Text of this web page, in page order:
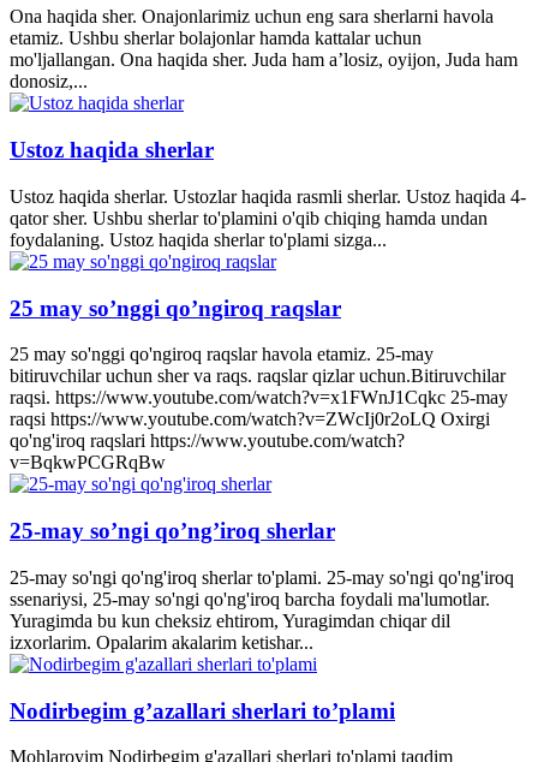
Ona haqida sher. Onajonlarimiz uchun eng sara sherlarni havola
etamiz. Ushbu sherlar bolajonlar hamda kattalar uchun
mo'ljallangan. Ona haqida sher. Juda ham a’losiz, oyijon, Juda ham
donosiz,...
Ustoz haqida sherlar
Ustoz haqida sherlar. Ustozlar haqida rasmli sherlar. Ustoz haqida 4-
qator sher. Ushbu sherlar to'plamini o'qib chiqing hamda undan
foydalaning. Ustoz haqida sherlar to'plami sizga...
25 may so’nggi qo’ngiroq raqslar
25 may so'nggi qo'ngiroq raqslar havola etamiz. 25-may
bitiruvchilar uchun sher va raqs. raqslar qizlar uchun.Bitiruvchilar
raqsi. https://www.youtube.com/watch?v=x1FWnJ1Cqkc 25-may
raqsi https://www.youtube.com/watch?v=ZWcIj0r2oLQ Oxirgi
qo'ng'iroq raqslari https://www.youtube.com/watch?
v=BqkwPCGRqBw
25-may so’ngi qo’ng’iroq sherlar
25-may so'ngi qo'ng'iroq sherlar to'plami. 25-may so'ngi qo'ng'iroq
ssenariysi, 25-may so'ngi qo'ng'iroq barcha foydali ma'lumotlar.
Yuragimda bu kun cheksiz ehtirom, Yuragimdan chiqar dil
izxorlarim. Opalarim akalarim ketishar...
Nodirbegim g’azallari sherlari to’plami
Mohlaroyim Nodirbegim g'azallari sherlari to'plami taqdim